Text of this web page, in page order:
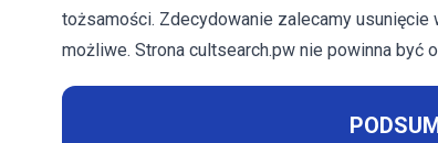
tożsamości. Zdecydowanie zalecamy
możliwe. Strona cultsearch.pw nie powinna być